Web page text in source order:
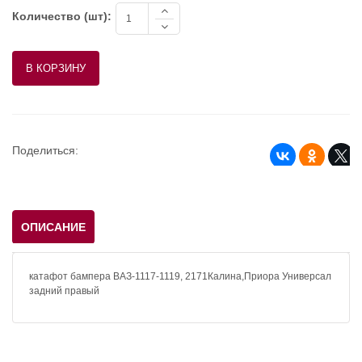
Количество (шт):
Поделиться:
ОПИСАНИЕ
катафот бампера ВАЗ-1117-1119, 2171Калина,Приора Универсал
задний правый